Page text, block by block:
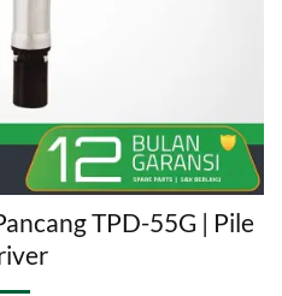
TPD-55G | Pile